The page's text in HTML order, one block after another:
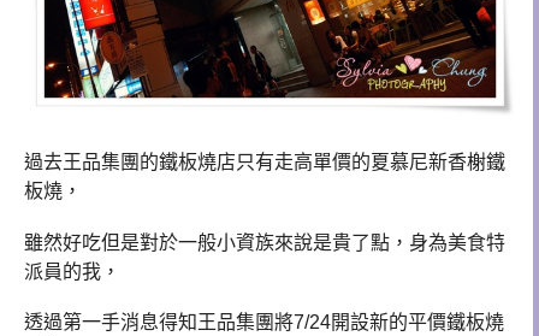
過去王品集團的鐵板燒店只有走高單價的夏慕尼新香榭鐵
板燒，
雖然好吃但是對於一般小資族來說是貴了點，身為美食特
派員的我，
透過第一手消息得知王品集團將7/24開設新的平價鐵板燒